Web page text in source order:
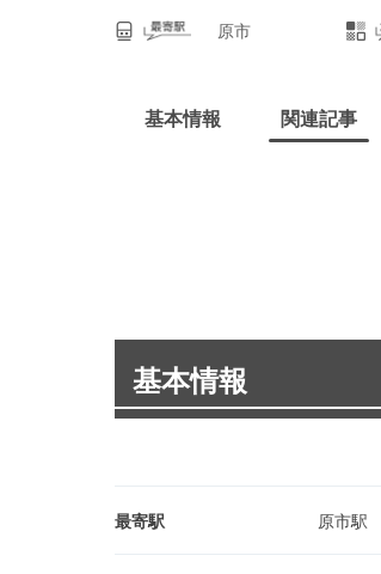
原市
基本情報 関連記事
基本情報
最寄駅 原市駅